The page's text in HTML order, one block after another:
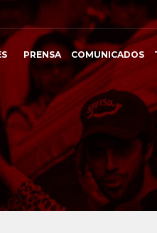
PRENSA COMUNICADOS